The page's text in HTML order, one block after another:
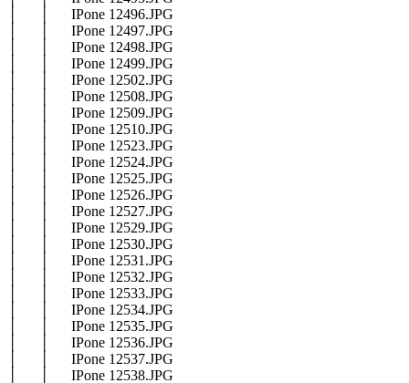
│ │ IPone 12496.JPG
│ │ IPone 12497.JPG
│ │ IPone 12498.JPG
│ │ IPone 12499.JPG
│ │ IPone 12502.JPG
│ │ IPone 12508.JPG
│ │ IPone 12509.JPG
│ │ IPone 12510.JPG
│ │ IPone 12523.JPG
│ │ IPone 12524.JPG
│ │ IPone 12525.JPG
│ │ IPone 12526.JPG
│ │ IPone 12527.JPG
│ │ IPone 12529.JPG
│ │ IPone 12530.JPG
│ │ IPone 12531.JPG
│ │ IPone 12532.JPG
│ │ IPone 12533.JPG
│ │ IPone 12534.JPG
│ │ IPone 12535.JPG
│ │ IPone 12536.JPG
│ │ IPone 12537.JPG
│ │ IPone 12538.JPG